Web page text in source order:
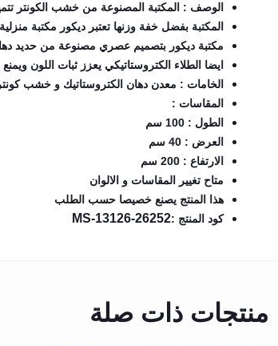
تسجيل
الدخول
اشترك
الآن
الوصف : المكتبة المصنوعة من خشب الكونتر
المكتبة بفضل خفة وزنها تعتبر ديكور مكتبة
مكتبة ديكور بتصميم عصري مصنوعة من حديد دهان
ايضا الطلاء الكتروستاتيكي يعزز ثبات اللون
الخامات : معدن دهان الكتروستاتيك و خشب
المقاسات :
الطول : 100 سم
العرض : 40 سم
الارتفاع : 200 سم
متاح تغيير المقاسات و الالوان
هذا المنتج يصنع خصيصا حسب الطلب
كود المنتج :MS-13126-26252
منتجات ذات صلة